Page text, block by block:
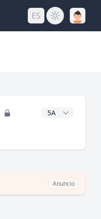
ES
Años CAGR
Anuncio